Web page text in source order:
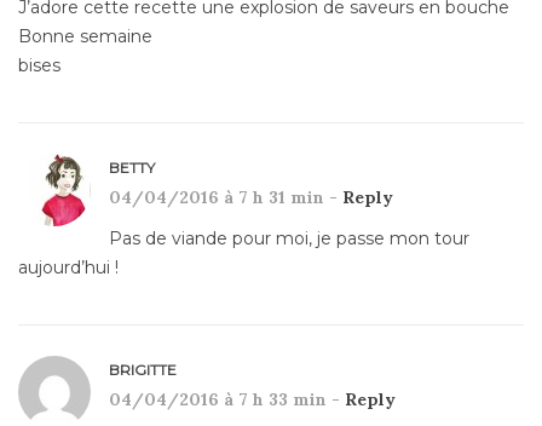
J’adore cette recette une explosion de saveurs en bouche
Bonne semaine
bises
BETTY
04/04/2016 à 7 h 31 min - Reply
Pas de viande pour moi, je passe mon tour
aujourd’hui !
BRIGITTE
04/04/2016 à 7 h 33 min - Reply